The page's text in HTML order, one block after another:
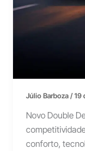
Júlio Barboza/19
Novo Double
conforto,